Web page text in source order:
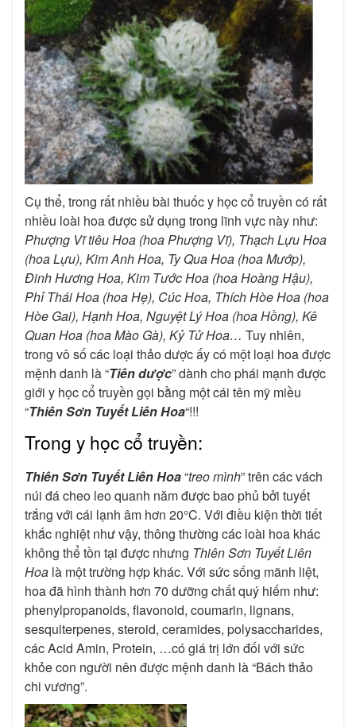
Cụ thể, trong rất nhiều bài thuốc y học cổ truyền có rất
nhiều loài hoa được sử dụng trong lĩnh vực này như:
Phượng Vĩ tiêu Hoa (hoa Phượng Vĩ), Thạch Lựu Hoa
(hoa Lựu), Kim Anh Hoa, Ty Qua Hoa (hoa Mướp),
Đinh Hương Hoa, Kim Tước Hoa (hoa Hoàng Hậu),
Phỉ Thái Hoa (hoa Hẹ), Cúc Hoa, Thích Hòe Hoa (hoa
Hòe Gai), Hạnh Hoa, Nguyệt Lý Hoa (hoa Hồng), Kê
Quan Hoa (hoa Mào Gà), Kỷ Tử Hoa… Tuy nhiên,
trong vô số các loại thảo dược ấy có một loại hoa được
mệnh danh là “Tiên dược” dành cho phái mạnh được
giới y học cổ truyền gọi bằng một cái tên mỹ miều
“Thiên Sơn Tuyết Liên Hoa“!!!
Trong y học cổ truyền:
Thiên Sơn Tuyết Liên Hoa“treo mình” trên các vách
núi đá cheo leo quanh năm được bao phủ bởi tuyết
trắng với cái lạnh âm hơn 20°C. Với điều kiện thời tiết
khắc nghiệt như vậy, thông thường các loài hoa khác
không thể tồn tại được nhưng Thiên Sơn Tuyết Liên
Hoa là một trường hợp khác. Với sức sống mãnh liệt,
hoa đã hình thành hơn 70 dưỡng chất quý hiếm như:
phenylpropanoids, flavonoid, coumarin, lignans,
sesquiterpenes, steroid, ceramides, polysaccharides,
các Acid Amin, Protein, …có giá trị lớn đối với sức
khỏe con người nên được mệnh danh là “Bách thảo
chi vương”.